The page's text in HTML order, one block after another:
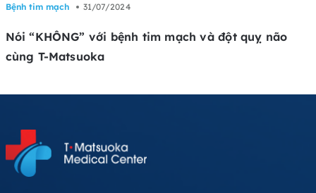
Bệnh tim mạch 31/07/2024
Nói “KHÔNG” với bệnh tim mạch và đột quỵ não
cùng T-Matsuoka